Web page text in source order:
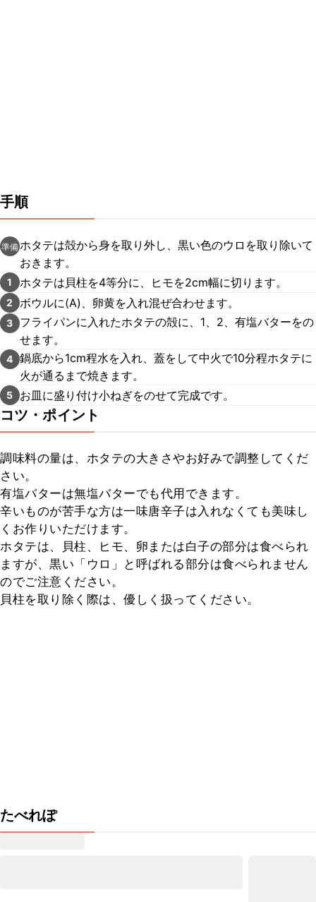
手順
準備ホタテは殻から身を取り外し、黒い色のウロを取り除いて
おきます。
1 ホタテは貝柱を4等分に、ヒモを2cm幅に切ります。
2 ボウルに(A)、卵黄を入れ混ぜ合わせます。
3
フライパンに入れたホタテの殻に、1、2、有塩バターをの
せます。
4 鍋底から1cm程水を入れ、蓋をして中火で10分程ホタテに
火が通るまで焼きます。
5 お皿に盛り付け小ねぎをのせて完成です。
コツ・ポイント
調味料の量は、ホタテの大きさやお好みで調整してくだ
さい。
有塩バターは無塩バターでも代用できます。
辛いものが苦手な方は一味唐辛子は入れなくても美味し
くお作りいただけます。
ホタテは、貝柱、ヒモ、卵または白子の部分は食べられ
ますが、黒い「ウロ」と呼ばれる部分は食べられません
のでご注意ください。
貝柱を取り除く際は、優しく扱ってください。
たべれぽ